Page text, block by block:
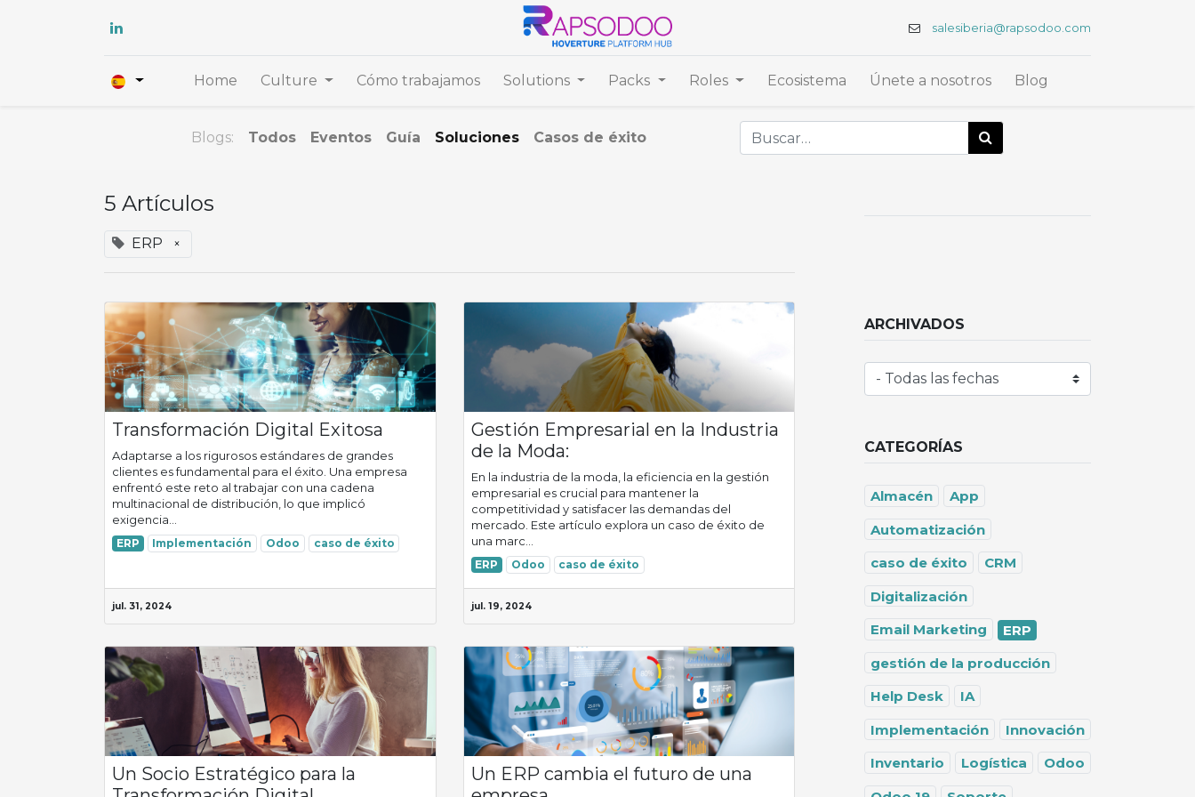
salesiberia@rapsodoo.com
Home Culture Cómo trabajamos Solutions Packs Roles Ecosistema Únete a nosotros Blog
Blogs: Todos Eventos Guía Soluciones Casos de éxito
5 Artículos
ERP ×
Transformación Digital Exitosa
Adaptarse a los rigurosos estándares de grandes
clientes es fundamental para el éxito. Una empresa
enfrentó este reto al trabajar con una cadena
multinacional de distribución, lo que implicó
exigencia...
ERP Implementación Odoo caso de éxito
jul. 31, 2024
Gestión Empresarial en la Industria
de la Moda:
En la industria de la moda, la eficiencia en la gestión
empresarial es crucial para mantener la
competitividad y satisfacer las demandas del
mercado. Este artículo explora un caso de éxito de
una marc...
ERP Odoo caso de éxito
jul. 19, 2024
Un Socio Estratégico para la
Un ERP cambia el futuro de una
ARCHIVADOS
CATEGORÍAS
Almacén
App
Automatización
caso de éxito
CRM
Digitalización
Email Marketing
ERP
gestión de la producción
Help Desk
IA
Implementación
Innovación
Inventario
Logística
Odoo